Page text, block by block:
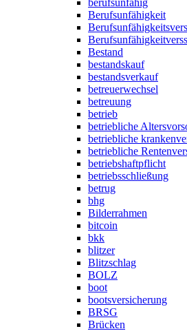
berufsunfähig
Berufsunfähigkeit
Bestand
bestandskauf
bestandsverkauf
betreuerwechsel
betreuung
betrieb
betriebliche
betriebliche
betriebliche
betriebshaftpflicht
betriebsschließung
betrug
bhg
Bilderrahmen
bitcoin
bkk
blitzer
Blitzschlag
BOLZ
boot
bootsversicherung
BRSG
Brücken